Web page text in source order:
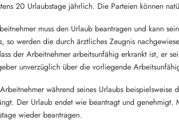
20 Urlaubstage jährlich. Die Parteien können
muss den Urlaub beantragen und kann
so werden die durch ärztliches Zeugnis
der Arbeitnehmer arbeitsunfähig erkrankt ist, er
unverzüglich über die vorliegende
während seines Urlaubs
Der Urlaub endet wie beantragt und
wieder beantragen.